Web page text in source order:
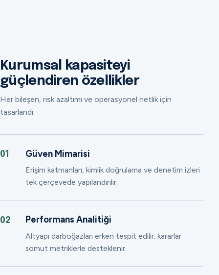
Kurumsal kapasiteyi
güçlendiren özellikler
Her bileşen, risk azaltımı ve operasyonel netlik için
tasarlandı.
01 Güven Mimarisi
Erişim katmanları, kimlik doğrulama ve denetim izleri
tek çerçevede yapılandırılır.
02 Performans Analitiği
Altyapı darboğazları erken tespit edilir; kararlar
somut metriklerle desteklenir.